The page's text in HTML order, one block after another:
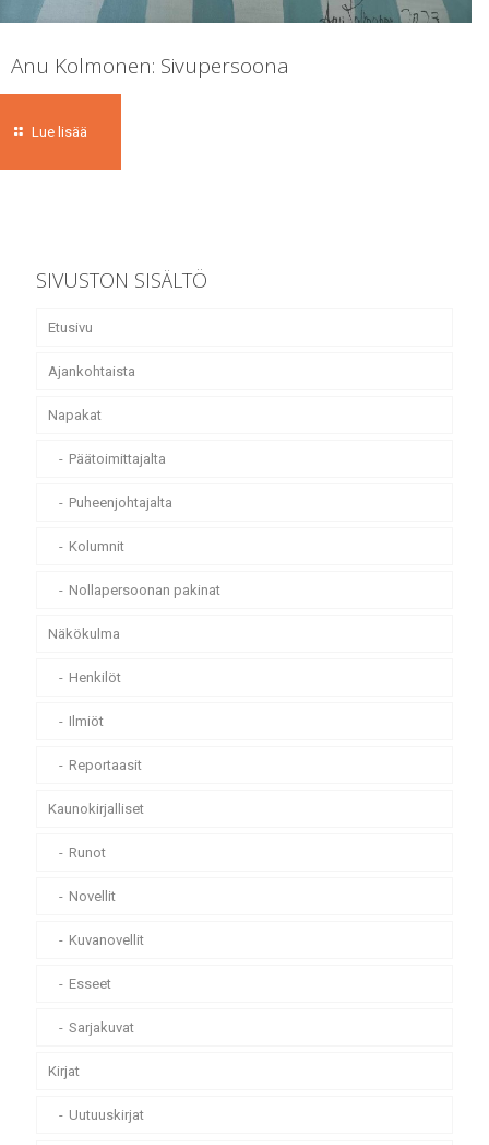
Anu Kolmonen: Sivupersoona
Lue lisää
SIVUSTON SISÄLTÖ
Etusivu
Ajankohtaista
Napakat
Päätoimittajalta
Puheenjohtajalta
Kolumnit
Nollapersoonan pakinat
Näkökulma
Henkilöt
Ilmiöt
Reportaasit
Kaunokirjalliset
Runot
Novellit
Kuvanovellit
Esseet
Sarjakuvat
Kirjat
Uutuuskirjat